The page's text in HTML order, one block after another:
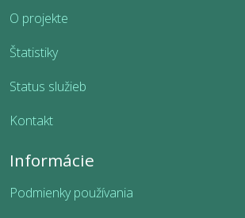
O projekte
Štatistiky
Status služieb
Kontakt
Informácie
Podmienky používania